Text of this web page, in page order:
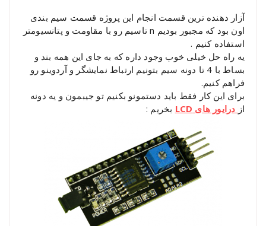
آزار دهنده ترین قسمت انجام این پروژه قسمت سیم بندی
اون بود که مجبور بودیم n تاسیم رو با مقاومت و پتانسیومتر
استفاده کنیم .
یه راه حل خیلی خوب وجود داره که به جای این همه بند و
بساط با 4 تا دونه سیم بتونیم ارتباط نمایشگر و آردوینو رو
فراهم کنیم.
برای این کار فقط باید دستمونو بکنیم تو جیبمون و یه دونه
از درایور های LCD بخریم :